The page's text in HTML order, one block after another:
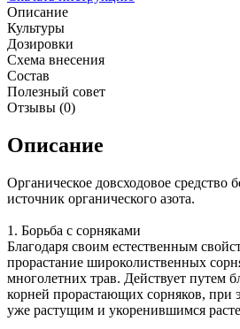
Описание
Культуры
Дозировки
Схема внесения
Состав
Полезный совет
Отзывы (0)
Описание
Органическое довсходовое средство
источник органического азота.
1. Борьба с сорняками
Благодаря своим естественным
прорастание широколиственных
многолетних трав. Действует путем
корней прорастающих сорняков, при
уже растущим и укоренившимся